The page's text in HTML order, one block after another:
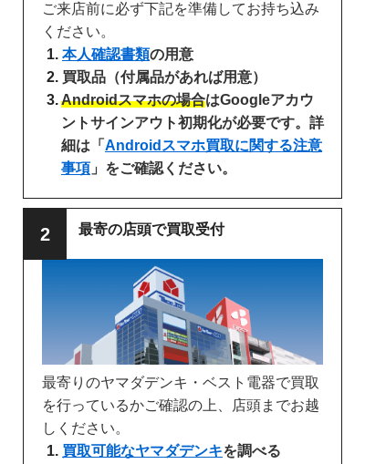
ご来店前に必ず下記を準備してお持ち込み
ください。
本人確認書類の用意
買取品（付属品があれば用意）
Androidスマホの場合はGoogleアカウ
ントサインアウト初期化が必要です。詳
細は「 Androidスマホ買取に関する注意
事項 」をご確認ください。
最寄の店頭で買取受付
最寄りのヤマダデンキ・ベスト電器で買取
を行っているかご確認の上、店頭までお越
しください。
買取可能なヤマダデンキを調べる